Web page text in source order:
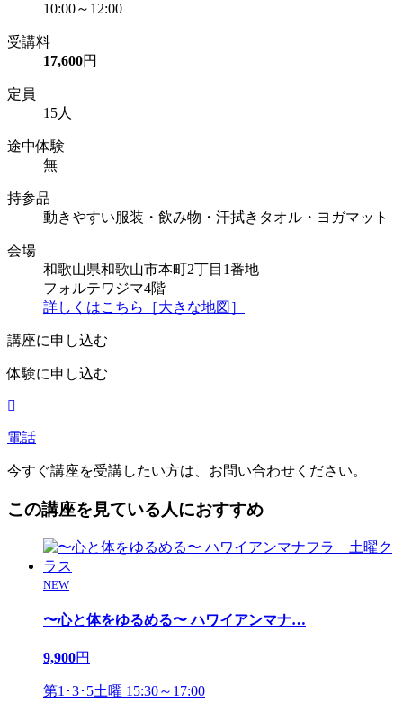
10:00～12:00
受講料
17,600円
定員
15人
途中体験
無
持参品
動きやすい服装・飲み物・汗拭きタオル・ヨガマット
会場
和歌山県和歌山市本町2丁目1番地
フォルテワジマ4階
詳しくはこちら［大きな地図］
講座に申し込む
体験に申し込む
電話
今すぐ講座を受講したい方は、お問い合わせください。
この講座を見ている人におすすめ
NEW
〜心と体をゆるめる〜 ハワイアンマナ…
9,900円
第1･3･5土曜 15:30～17:00